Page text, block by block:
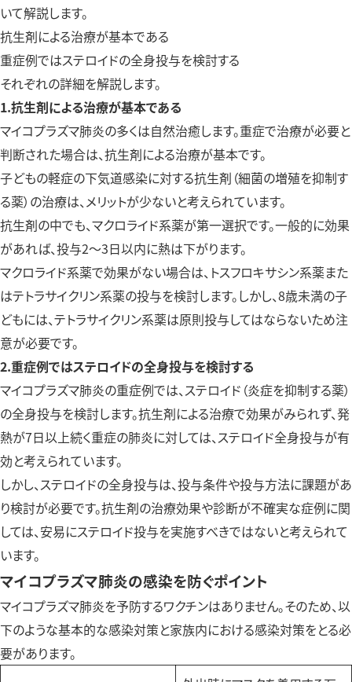
いて解説します。
抗生剤による治療が基本である
重症例ではステロイドの全身投与を検討する
それぞれの詳細を解説します。
1.抗生剤による治療が基本である
マイコプラズマ肺炎の多くは自然治癒します。重症で治療が必要と
判断された場合は、抗生剤による治療が基本です。
子どもの軽症の下気道感染に対する抗生剤（細菌の増殖を抑制す
る薬）の治療は、メリットが少ないと考えられています。
抗生剤の中でも、マクロライド系薬が第一選択です。一般的に効果
があれば、投与2〜3日以内に熱は下がります。
マクロライド系薬で効果がない場合は、トスフロキサシン系薬また
はテトラサイクリン系薬の投与を検討します。しかし、8歳未満の子
どもには、テトラサイクリン系薬は原則投与してはならないため注
意が必要です。
2.重症例ではステロイドの全身投与を検討する
マイコプラズマ肺炎の重症例では、ステロイド（炎症を抑制する薬）
の全身投与を検討します。抗生剤による治療で効果がみられず、発
熱が7日以上続く重症の肺炎に対しては、ステロイド全身投与が有
効と考えられています。
しかし、ステロイドの全身投与は、投与条件や投与方法に課題があ
り検討が必要です。抗生剤の治療効果や診断が不確実な症例に関
しては、安易にステロイド投与を実施すべきではないと考えられて
います。
マイコプラズマ肺炎の感染を防ぐポイント
マイコプラズマ肺炎を予防するワクチンはありません。そのため、以
下のような基本的な感染対策と家族内における感染対策をとる必
要があります。